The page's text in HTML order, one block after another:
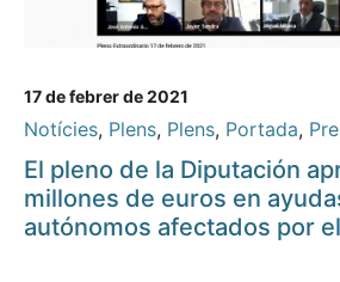
17 de febrer de 2021
Notícies, Plens, Plens, Portada,
El pleno de la Diputación
millones de euros en
autónomos afectados por